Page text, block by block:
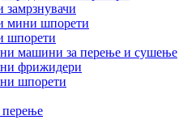
замрзнувачи
мини шпорети
шпорети
машини за перење и сушење
фрижидери
шпорети